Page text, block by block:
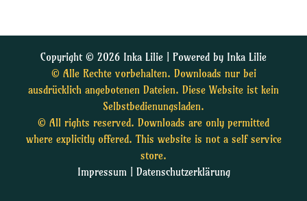
Copyright © 2026 Inka Lilie | Powered by Inka Lilie
© Alle Rechte vorbehalten. Downloads nur bei
ausdrücklich angebotenen Dateien. Diese Website ist kein
Selbstbedienungsladen.
© All rights reserved. Downloads are only permitted
where explicitly offered. This website is not a self service
store.
Impressum| Datenschutzerklärung